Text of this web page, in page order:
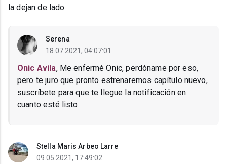
la dejan de lado
Serena
18.07.2021, 04:07:01
Onic Avila, Me enfermé Onic, perdóname por eso,
pero te juro que pronto estrenaremos capítulo nuevo,
suscríbete para que te llegue la notificación en
cuanto esté listo.
Stella Maris Arbeo Larre
09.05.2021, 17:49:02